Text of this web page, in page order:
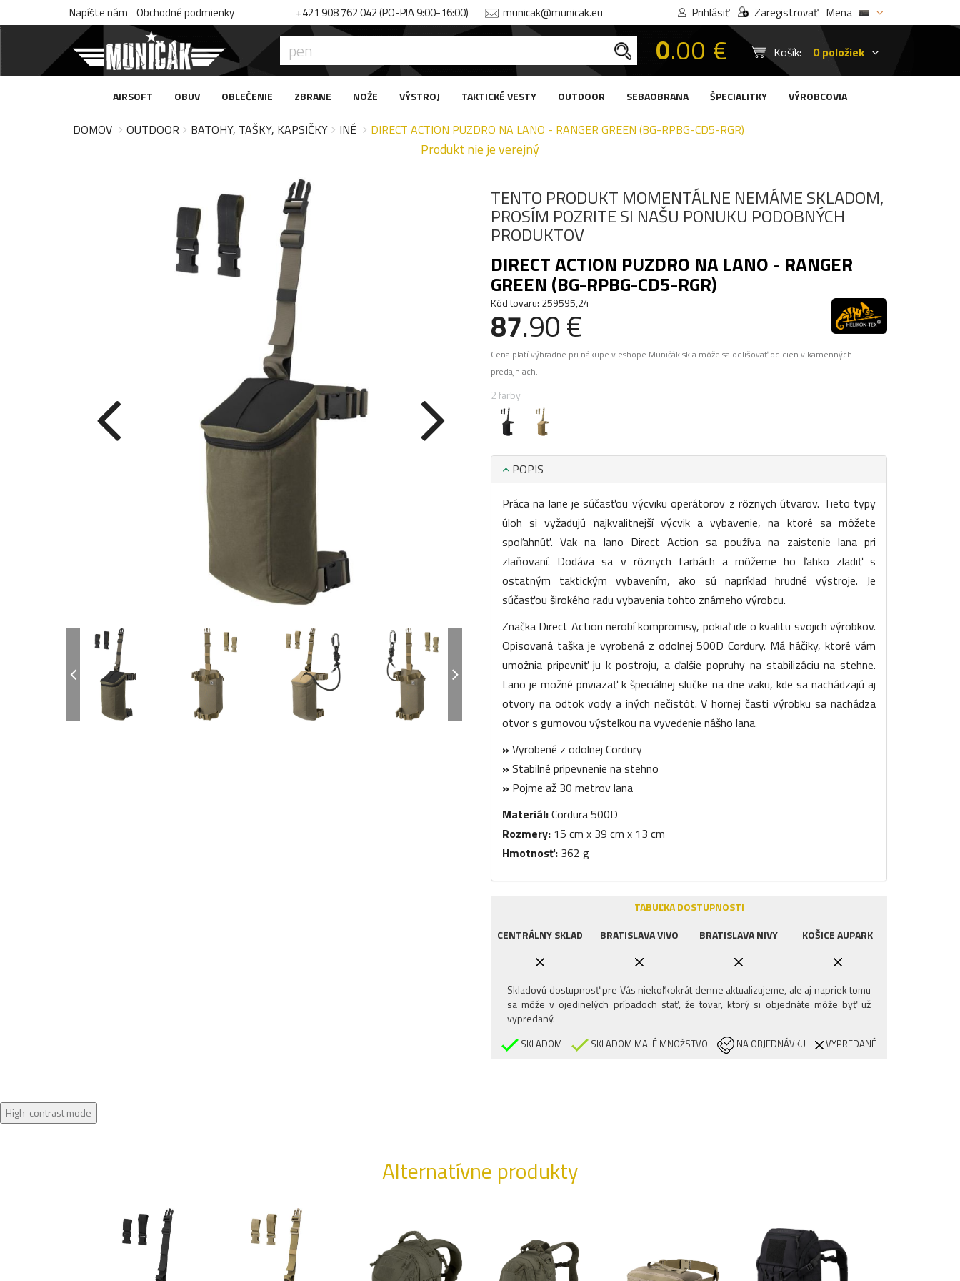
Napíšte nám Obchodné podmienky +421 908 762 042 (PO-PIA 9:00-16:00) municak@municak.eu Prihlásiť Zaregistrovať Mena
0.00 € Košík: 0 položiek
AIRSOFT OBUV OBLEČENIE ZBRANE NOŽE VÝSTROJ TAKTICKÉ VESTY OUTDOOR SEBAOBRANA ŠPECIALITKY VÝROBCOVIA
DOMOV OUTDOOR BATOHY, TAŠKY, KAPSIČKY INÉ DIRECT ACTION PUZDRO NA LANO - RANGER GREEN (BG-RPBG-CD5-RGR)
Produkt nie je verejný
TENTO PRODUKT MOMENTÁLNE NEMÁME SKLADOM,
PROSÍM POZRITE SI NAŠU PONUKU PODOBNÝCH
PRODUKTOV
DIRECT ACTION PUZDRO NA LANO - RANGER
GREEN (BG-RPBG-CD5-RGR)
Kód tovaru: 259595,24
87.90 €
Cena platí výhradne pri nákupe v eshope Muničák.sk a môže sa odlišovať od cien v kamenných
predajniach.
2 farby
POPIS
Práca na lane je súčasťou výcviku operátorov z rôznych útvarov. Tieto typy
úloh si vyžadujú najkvalitnejší výcvik a vybavenie, na ktoré sa môžete
spoľahnúť. Vak na lano Direct Action sa používa na zaistenie lana pri
zlaňovaní. Dodáva sa v rôznych farbách a môžeme ho ľahko zladiť s
ostatným taktickým vybavením, ako sú napríklad hrudné výstroje. Je
súčasťou širokého radu vybavenia tohto známeho výrobcu.
Značka Direct Action nerobí kompromisy, pokiaľ ide o kvalitu svojich výrobkov.
Opisovaná taška je vyrobená z odolnej 500D Cordury. Má háčiky, ktoré vám
umožnia pripevniť ju k postroju, a ďalšie popruhy na stabilizáciu na stehne.
Lano je možné priviazať k špeciálnej slučke na dne vaku, kde sa nachádzajú aj
otvory na odtok vody a iných nečistôt. V hornej časti výrobku sa nachádza
otvor s gumovou výstelkou na vyvedenie nášho lana.
» Vyrobené z odolnej Cordury
» Stabilné pripevnenie na stehno
» Pojme až 30 metrov lana
Materiál:Cordura 500D
Rozmery: 15 cm x 39 cm x 13 cm
Hmotnosť: 362 g
TABUĽKA DOSTUPNOSTI
CENTRÁLNY SKLAD
BRATISLAVA VIVO BRATISLAVA NIVY KOŠICE AUPARK
Skladovú dostupnosť pre Vás niekoľkokrát denne aktualizujeme, ale aj napriek tomu
sa môže v ojedinelých prípadoch stať, že tovar, ktorý si objednáte môže byť už
vypredaný.
SKLADOM SKLADOM MALÉ MNOŽSTVO NA OBJEDNÁVKU VYPREDANÉ
High-contrast mode
Alternatívne produkty